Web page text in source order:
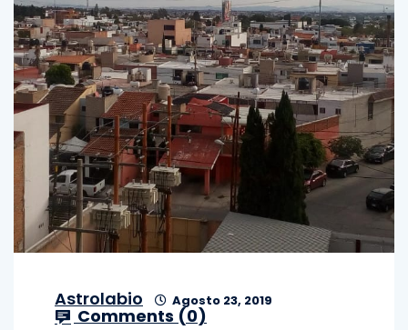
Astrolabio Agosto 23, 2019
Comments (0)